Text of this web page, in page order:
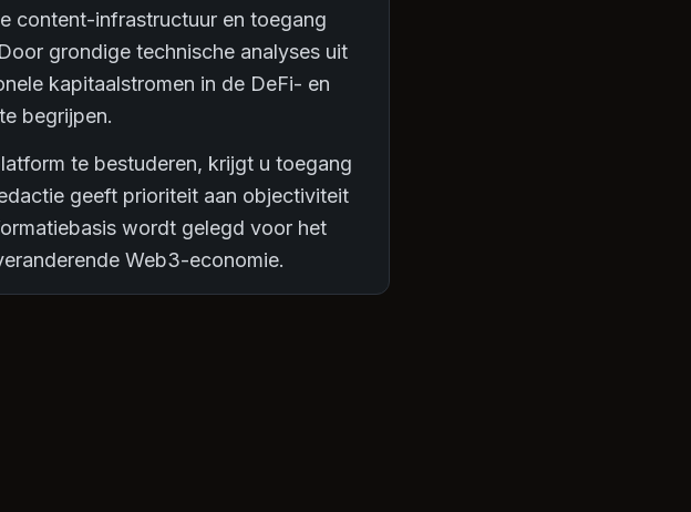
content-infrastructuur en toegang
grondige technische analyses uit
kapitaalstromen in de DeFi- en
begrijpen.
te bestuderen, krijgt u toegang
geeft prioriteit aan objectiviteit
wordt gelegd voor het
Web3-economie.